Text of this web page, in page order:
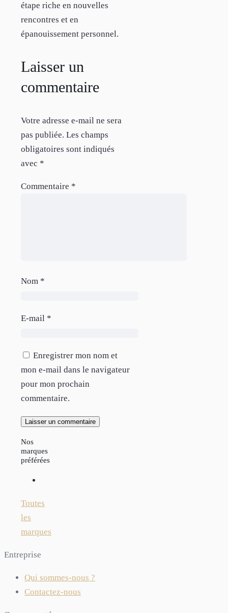
étape riche en nouvelles
rencontres et en
épanouissement personnel.
Laisser un
commentaire
Votre adresse e-mail ne sera
pas publiée. Les champs
obligatoires sont indiqués
avec *
Commentaire *
Nom *
E-mail *
Enregistrer mon nom et
mon e-mail dans le navigateur
pour mon prochain
commentaire.
Nos
marques
préférées
Toutes
les
marques
Entreprise
Qui sommes-nous ?
Contactez-nous